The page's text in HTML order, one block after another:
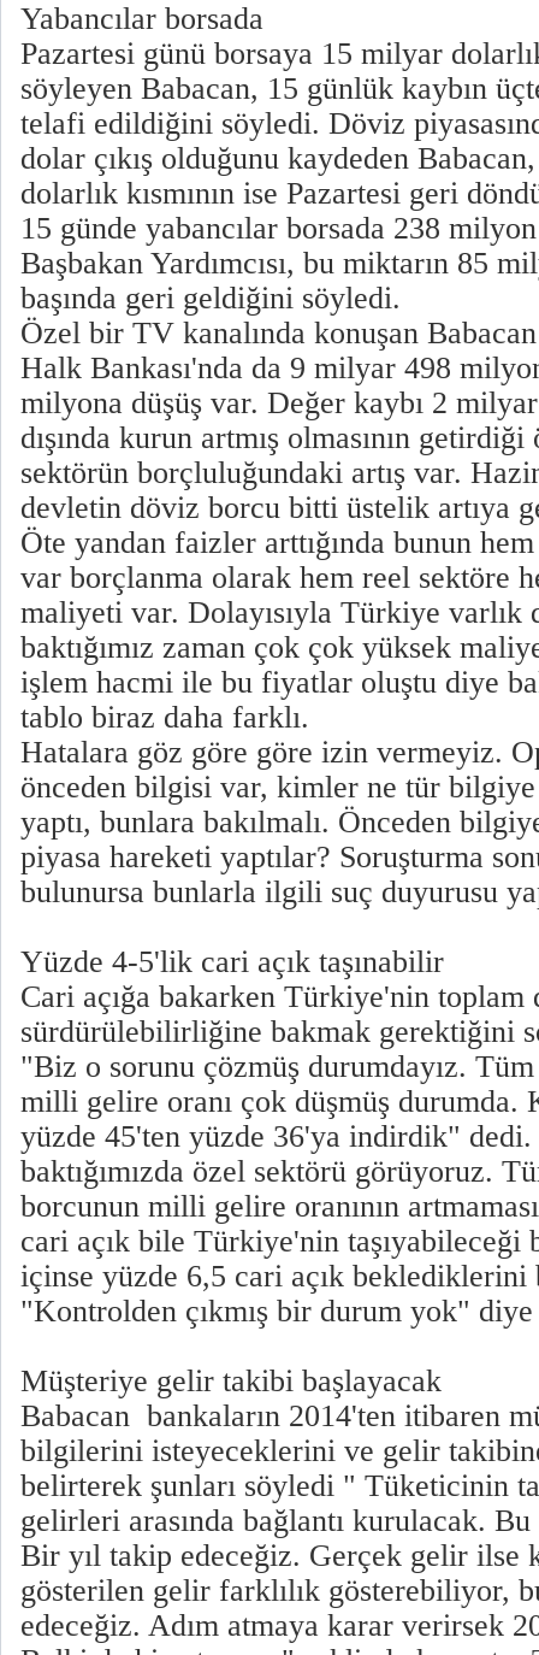
Yabancılar borsada
Pazartesi günü borsaya 15 milyar
söyleyen Babacan, 15 günlük kaybın
telafi edildiğini söyledi. Döviz
dolar çıkış olduğunu kaydeden
dolarlık kısmının ise Pazartesi geri
15 günde yabancılar borsada 238
Başbakan Yardımcısı, bu miktarın 85
başında geri geldiğini söyledi.
Özel bir TV kanalında konuşan
Halk Bankası'nda da 9 milyar 498
milyona düşüş var. Değer kaybı 2
dışında kurun artmış olmasının
sektörün borçluluğundaki artış var.
devletin döviz borcu bitti üstelik artıya
Öte yandan faizler arttığında bunun
var borçlanma olarak hem reel sektöre
maliyeti var. Dolayısıyla Türkiye varlık
baktığımız zaman çok çok yüksek
işlem hacmi ile bu fiyatlar oluştu diye
tablo biraz daha farklı.
Hatalara göz göre göre izin vermeyiz.
önceden bilgisi var, kimler ne tür
yaptı, bunlara bakılmalı. Önceden
piyasa hareketi yaptılar? Soruşturma
bulunursa bunlarla ilgili suç duyurusu
Yüzde 4-5'lik cari açık taşınabilir
Cari açığa bakarken Türkiye'nin toplam
sürdürülebilirliğine bakmak gerektiğini
"Biz o sorunu çözmüş durumdayız.
milli gelire oranı çok düşmüş durumda.
yüzde 45'ten yüzde 36'ya indirdik"
baktığımızda özel sektörü görüyoruz.
borcunun milli gelire oranının
cari açık bile Türkiye'nin taşıyabileceği
içinse yüzde 6,5 cari açık
"Kontrolden çıkmış bir durum yok"
Müşteriye gelir takibi başlayacak
Babacan bankaların 2014'ten itibaren
bilgilerini isteyeceklerini ve gelir
belirterek şunları söyledi " Tüketicinin
gelirleri arasında bağlantı kurulacak.
Bir yıl takip edeceğiz. Gerçek gelir ilse
gösterilen gelir farklılık gösterebiliyor,
edeceğiz. Adım atmaya karar verirsek